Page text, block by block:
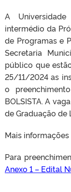
A
intermédio da
de Programas e
Secretaria
público que
25/11/2024 as
o
BOLSISTA. A
de Graduação de
Mais
Para
Anexo 1 – Edital